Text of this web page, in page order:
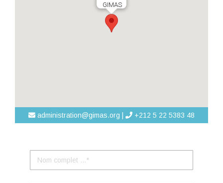
GIMAS
administration@gimas.org | +212 5 22 5383 48